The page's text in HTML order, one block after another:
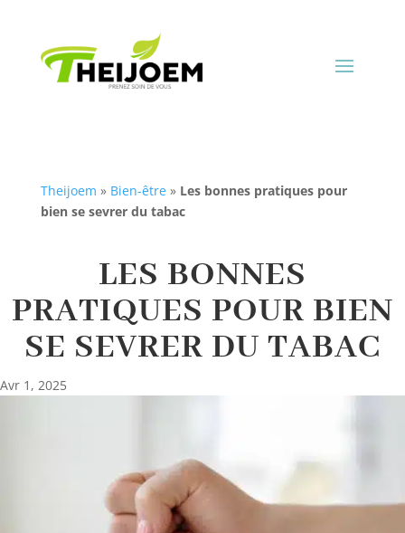
Theijoem » Bien-être» Les bonnes pratiques pour
bien se sevrer du tabac
LES BONNES
PRATIQUES POUR BIEN
SE SEVRER DU TABAC
Avr 1, 2025